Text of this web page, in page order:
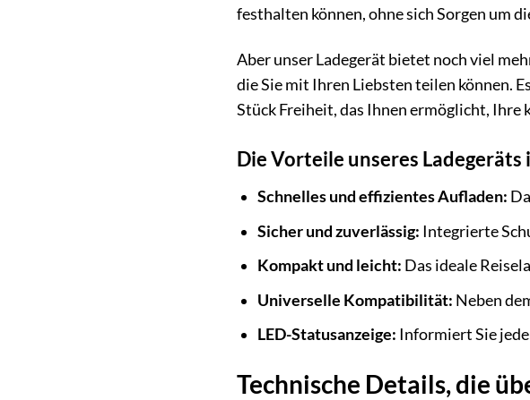
festhalten können, ohne sich Sorgen um
Aber unser Ladegerät bietet noch viel
die Sie mit Ihren Liebsten teilen können.
Stück Freiheit, das Ihnen ermöglicht, Ihre
Die Vorteile unseres Ladegeräts
Schnelles und effizientes Aufladen:
Sicher und zuverlässig: Integrierte
Kompakt und leicht: Das ideale
Universelle Kompatibilität: Neben
LED-Statusanzeige: Informiert Sie
Technische Details, die